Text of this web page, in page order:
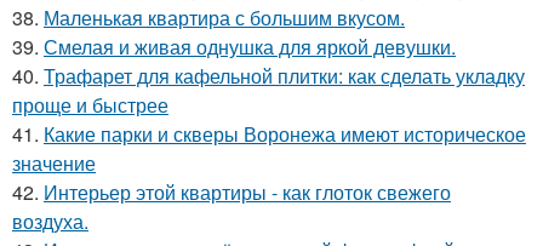
38. Маленькая квартира с большим вкусом.
39. Смелая и живая однушка для яркой девушки.
40. Трафарет для кафельной плитки: как сделать укладку
проще и быстрее
41. Какие парки и скверы Воронежа имеют историческое
значение
42. Интерьер этой квартиры - как глоток свежего
воздуха.